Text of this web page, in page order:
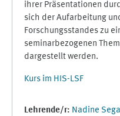
ihrer Präsentationen
sich der Aufarbeitung
Forschungsstandes zu
seminarbezogenen
dargestellt werden.
Kurs im HIS-LSF
Lehrende/r: Nadine